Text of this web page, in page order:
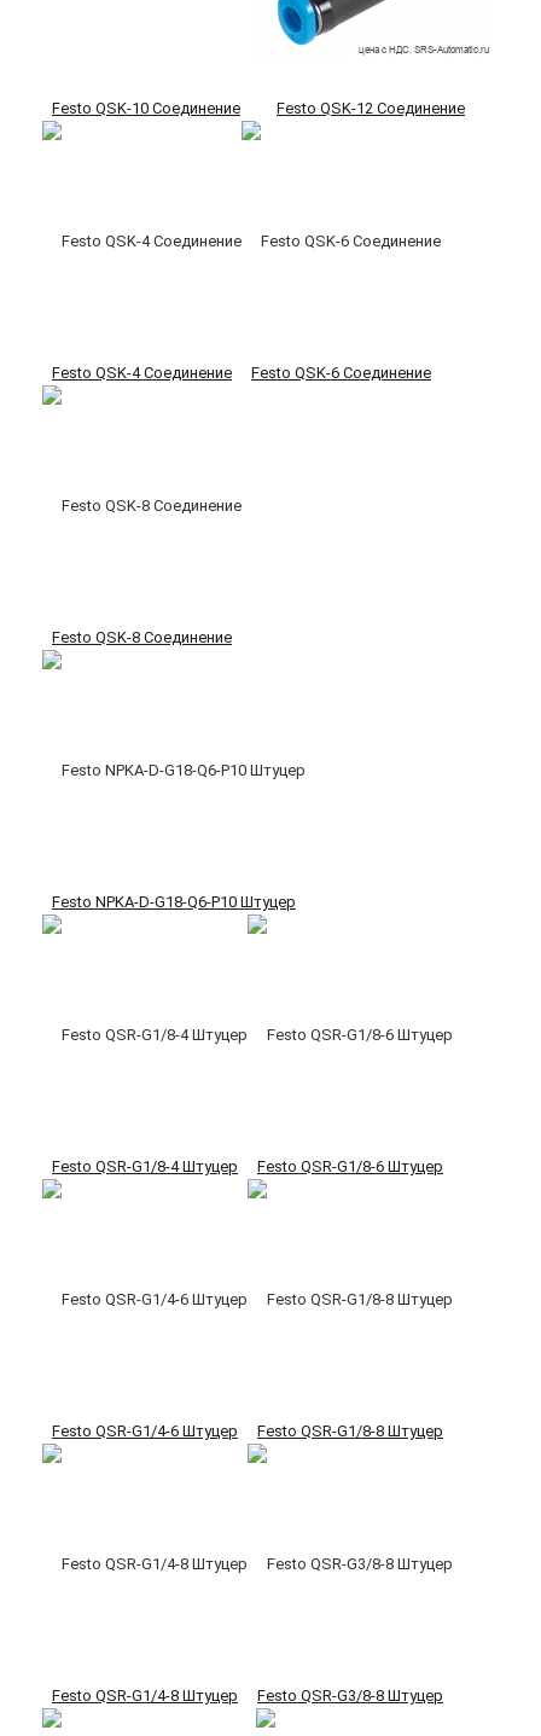
Festo QSK-10 Соединение Festo QSK-12 Соединение
Festo QSK-4 Соединение Festo QSK-6 Соединение
Festo QSK-8 Соединение
Festo NPKA-D-G18-Q6-P10 Штуцер
Festo QSR-G1/8-4 Штуцер Festo QSR-G1/8-6 Штуцер
Festo QSR-G1/4-6 Штуцер Festo QSR-G1/8-8 Штуцер
Festo QSR-G1/4-8 Штуцер Festo QSR-G3/8-8 Штуцер